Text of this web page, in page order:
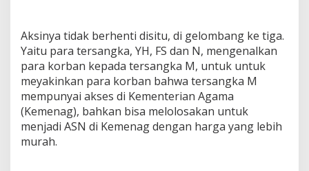
Aksinya tidak berhenti disitu, di gelombang ke tiga.
Yaitu para tersangka, YH, FS dan N, mengenalkan
para korban kepada tersangka M, untuk untuk
meyakinkan para korban bahwa tersangka M
mempunyai akses di Kementerian Agama
(Kemenag), bahkan bisa melolosakan untuk
menjadi ASN di Kemenag dengan harga yang lebih
murah.